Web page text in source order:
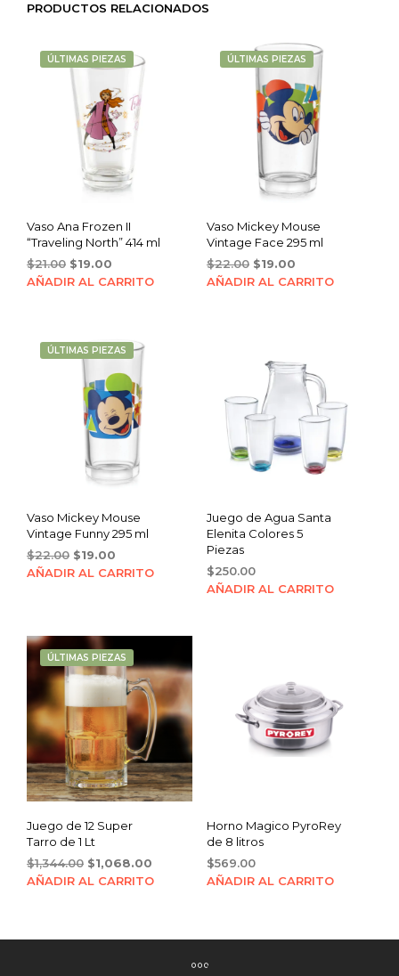
PRODUCTOS RELACIONADOS
ÚLTIMAS PIEZAS
Vaso Ana Frozen II
“Traveling North” 414 ml
$21.00 Original
price
$19.00
price
AÑADIR AL CARRITO
ÚLTIMAS PIEZAS
Vaso Mickey Mouse
Vintage Face 295 ml
$22.00 Original
price
$19.00Current
price
AÑADIR AL CARRITO
ÚLTIMAS PIEZAS
Vaso Mickey Mouse
Vintage Funny 295 ml
$22.00 Original
price
$19.00
price
AÑADIR AL CARRITO
Juego de Agua Santa
Elenita Colores 5
Piezas
$250.00
AÑADIR AL CARRITO
ÚLTIMAS PIEZAS
Juego de 12 Super
Tarro de 1 Lt
$1,344.00 Original
price
$1,068.00
price
AÑADIR AL CARRITO
Horno Magico PyroRey
de 8 litros
$569.00
AÑADIR AL CARRITO